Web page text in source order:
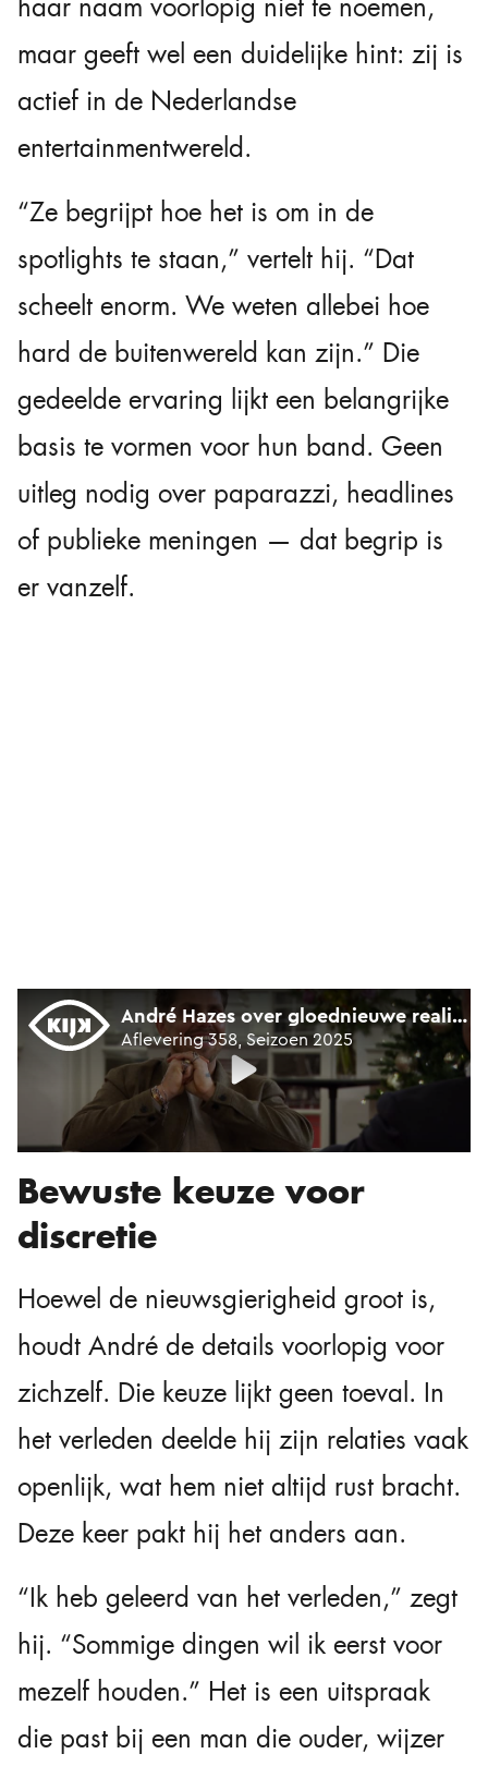
haar naam voorlopig niet te noemen,
maar geeft wel een duidelijke hint: zij is
actief in de Nederlandse
entertainmentwereld.
“Ze begrijpt hoe het is om in de
spotlights te staan,” vertelt hij. “Dat
scheelt enorm. We weten allebei hoe
hard de buitenwereld kan zijn.” Die
gedeelde ervaring lijkt een belangrijke
basis te vormen voor hun band. Geen
uitleg nodig over paparazzi, headlines
of publieke meningen — dat begrip is
er vanzelf.
Bewuste keuze voor
discretie
Hoewel de nieuwsgierigheid groot is,
houdt André de details voorlopig voor
zichzelf. Die keuze lijkt geen toeval. In
het verleden deelde hij zijn relaties vaak
openlijk, wat hem niet altijd rust bracht.
Deze keer pakt hij het anders aan.
“Ik heb geleerd van het verleden,” zegt
hij. “Sommige dingen wil ik eerst voor
mezelf houden.” Het is een uitspraak
die past bij een man die ouder, wijzer